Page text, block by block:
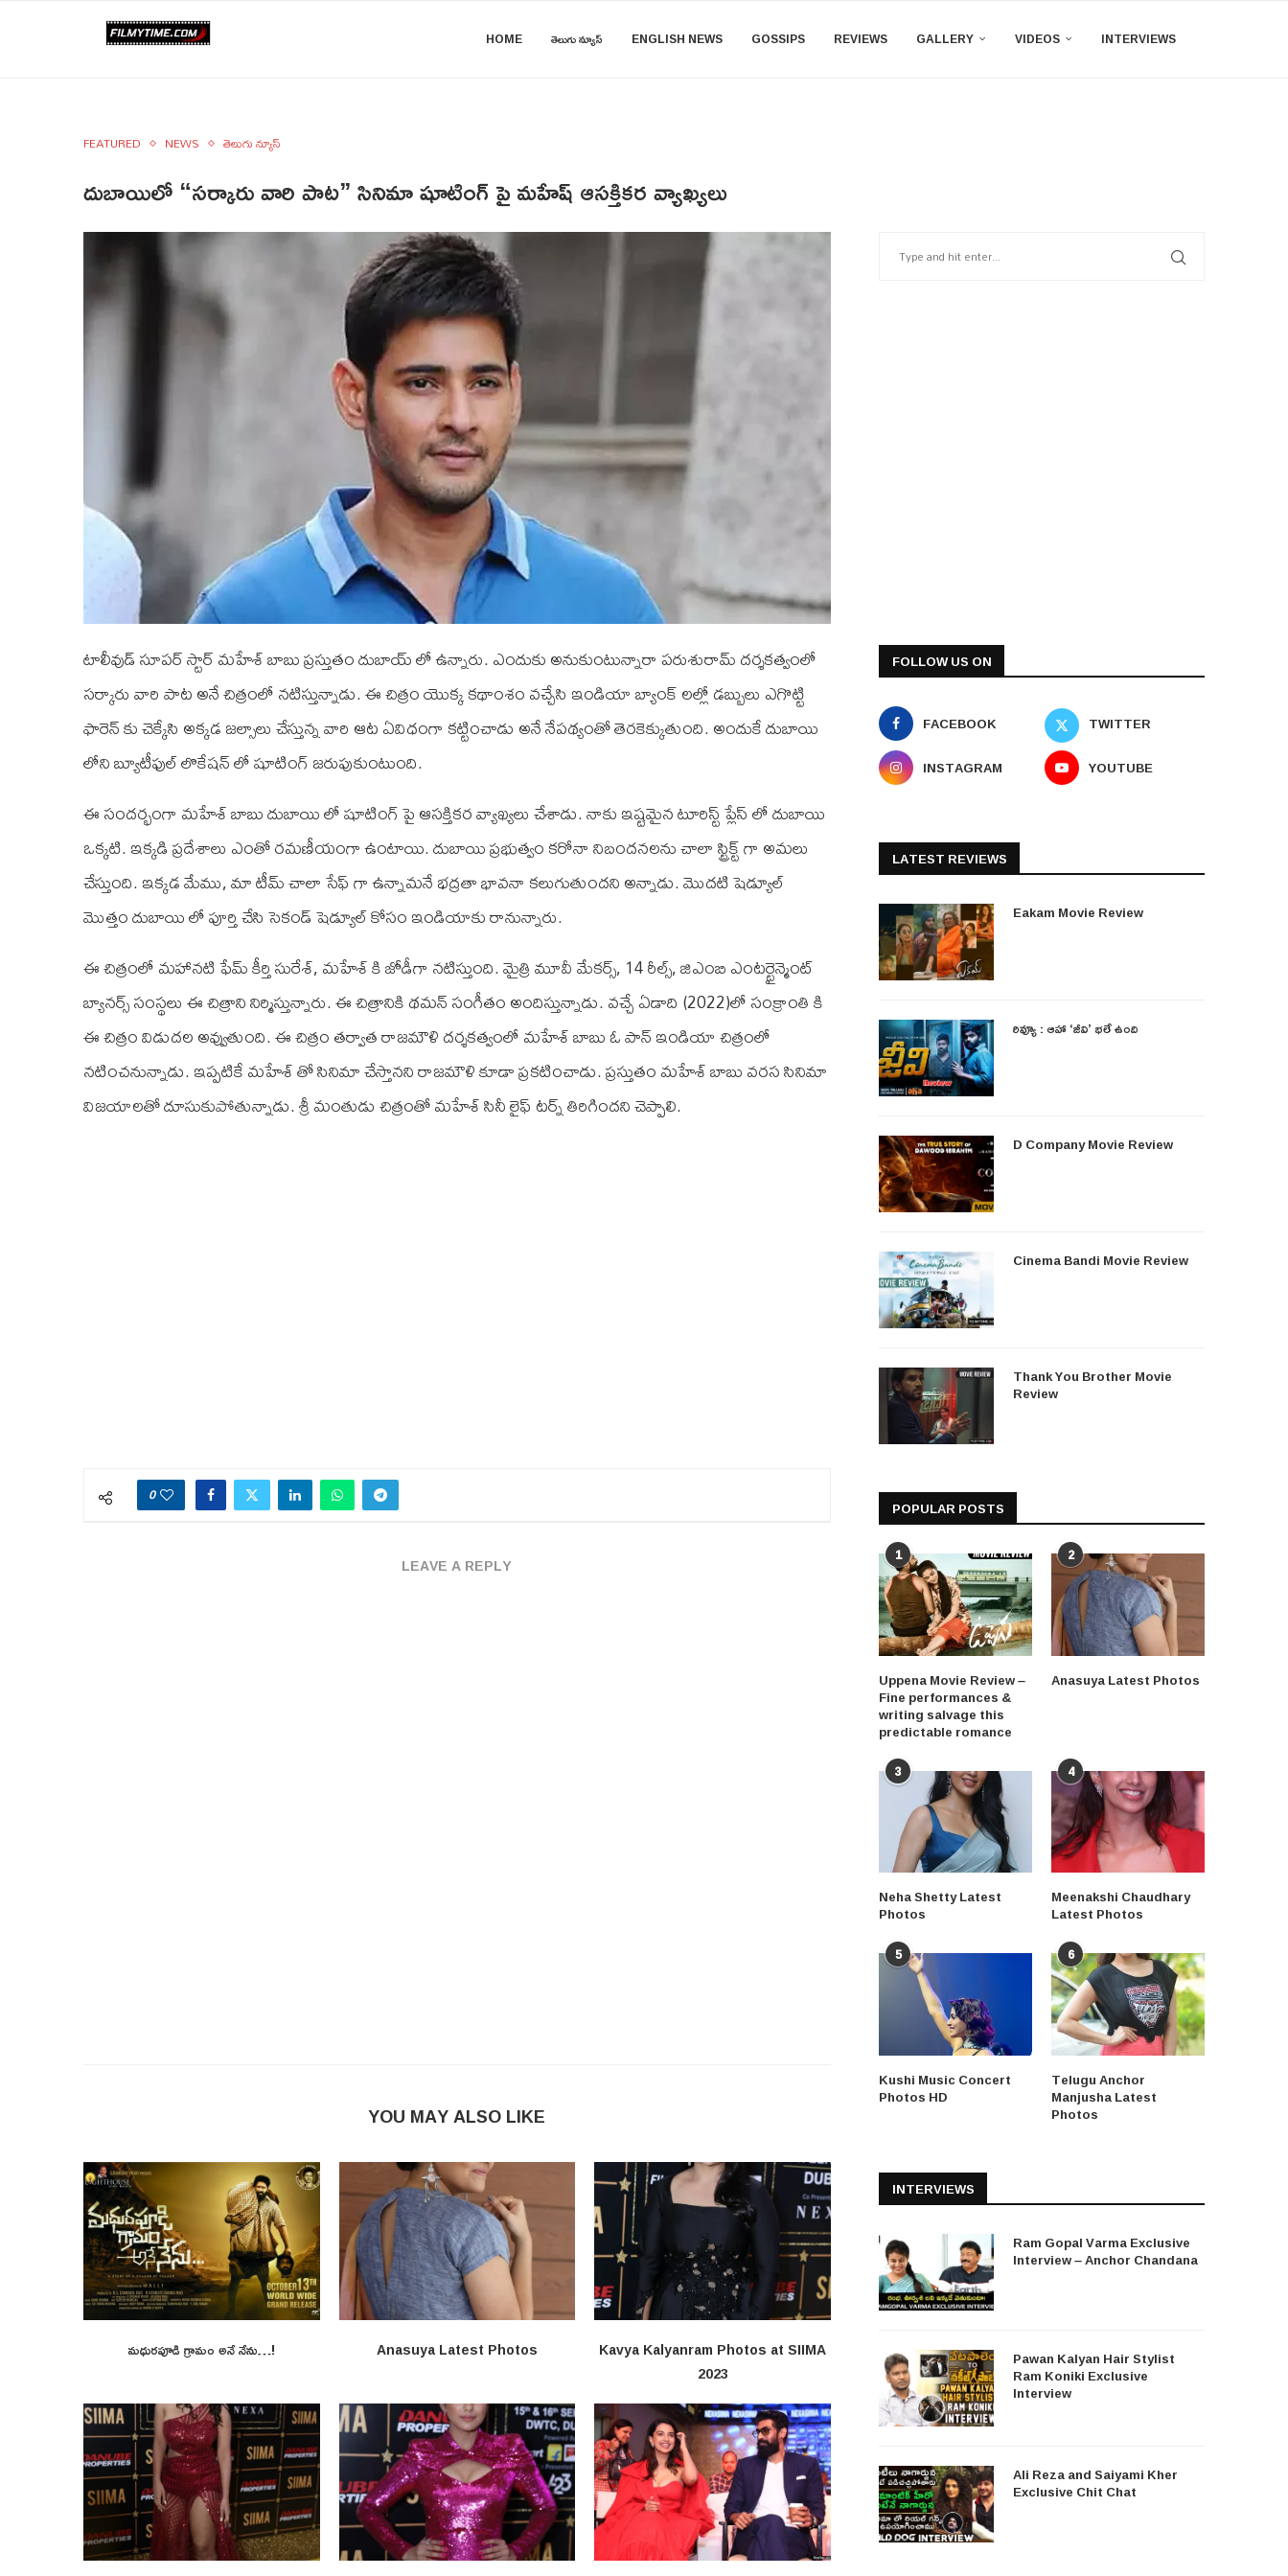
HOME తెలుగు న్యూస్ ENGLISH NEWS GOSSIPS REVIEWS GALLERY VIDEOS INTERVIEWS
FEATURED NEWS తెలుగు న్యూస్
దుబాయిలో “సర్కారు వారి పాట” సినిమా షూటింగ్ పై మహేష్ ఆసక్తికర వ్యాఖ్యలు
టాలీవుడ్ సూపర్ స్టార్ మహేశ్ బాబు ప్రస్తుతం దుబాయ్ లో ఉన్నారు. ఎందుకు అనుకుంటున్నారా పరుశురామ్ దర్శకత్వంలో
సర్కారు వారి పాట అనే చిత్రంలో నటిస్తున్నాడు. ఈ చిత్రం యొక్క కథాంశం వచ్చేసి ఇండియా బ్యాంక్ లల్లో డబ్బులు ఎగొట్టి
ఫారెన్ కు చెక్కేసి అక్కడ జల్సాలు చేస్తున్న వారి ఆట ఏవిధంగా కట్టించాడు అనే నేపథ్యంతో తెరకెక్కుతుంది. అందుకే దుబాయి
లోని బ్యూటీఫుల్ లొకేషన్ లో షూటింగ్ జరుపుకుంటుంది.
ఈ సందర్భంగా మహేశ్ బాబు దుబాయి లో షూటింగ్ పై ఆసక్తికర వ్యాఖ్యలు చేశాడు. నాకు ఇష్టమైన టూరిస్ట్ ప్లేస్ లో దుబాయి
ఒక్కటి. ఇక్కడి ప్రదేశాలు ఎంతో రమణీయంగా ఉంటాయి. దుబాయి ప్రభుత్వం కరోనా నిబందనలను చాలా స్ట్రిక్ట్ గా అమలు
చేస్తుంది. ఇక్కడ మేము, మా టీమ్ చాలా సేఫ్ గా ఉన్నామనే భద్రతా భావనా కలుగుతుందని అన్నాడు. మొదటి షెడ్యూల్
మొత్తం దుబాయి లో పూర్తి చేసి సెకండ్ షెడ్యూల్ కోసం ఇండియాకు రానున్నారు.
ఈ చిత్రంలో మహానటి ఫేమ్ కీర్తి సురేశ్, మహేశ్ కి జోడీగా నటిస్తుంది. మైత్రి మూవీ మేకర్స్, 14 రీల్స్, జి‌ఎం‌బి ఎంటర్టైన్మెంట్
బ్యానర్స్ సంస్థలు ఈ చిత్రాని నిర్మిస్తున్నారు. ఈ చిత్రానికి థమన్ సంగీతం అందిస్తున్నాడు. వచ్చే ఏడాది (2022)లో సంక్రాంతి కి
ఈ చిత్రం విడుదల అవ్వుతుంది. ఈ చిత్రం తర్వాత రాజమౌళి దర్శకత్వంలో మహేశ్ బాబు ఓ పాన్ ఇండియా చిత్రంలో
నటించనున్నాడు. ఇప్పటికే మహేశ్ తో సినిమా చేస్తానని రాజమౌళి కూడా ప్రకటించాడు. ప్రస్తుతం మహేశ్ బాబు వరస సినిమా
విజయాలతో దూసుకుపోతున్నాడు. శ్రీ మంతుడు చిత్రంతో మహేశ్ సినీ లైఫ్ టర్న్ తిరిగిందని చెప్పాలి.
0
LEAVE A REPLY
YOU MAY ALSO LIKE
మధురపూడి గ్రామం అనే నేను…! Anasuya Latest Photos
Kavya Kalyanram Photos at SIIMA
2023
FOLLOW US ON
FACEBOOK
TWITTER
INSTAGRAM
YOUTUBE
LATEST REVIEWS
Eakam Movie Review
రివ్యూ : ఆహా ‘జీవి’ భలే ఉంది
D Company Movie Review
Cinema Bandi Movie Review
Thank You Brother Movie
Review
POPULAR POSTS
1
Uppena Movie Review –
Fine performances &
writing salvage this
predictable romance
2
Anasuya Latest Photos
3
Neha Shetty Latest
Photos
4
Meenakshi Chaudhary
Latest Photos
5
Kushi Music Concert
Photos HD
6
Telugu Anchor
Manjusha Latest
Photos
INTERVIEWS
Ram Gopal Varma Exclusive
Interview – Anchor Chandana
Pawan Kalyan Hair Stylist
Ram Koniki Exclusive
Interview
Ali Reza and Saiyami Kher
Exclusive Chit Chat